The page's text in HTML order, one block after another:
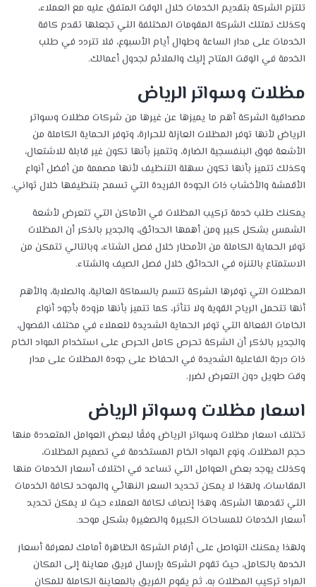
تلتزم الشركة بتقديم الخدمات خلال الوقت المتفق عليه مع العملاء،
وكذلك تمتلك الشركة المقومات المختلفة التي تجعلها تقدم كافة
الخدمات على مدار الساعة وطوال أيام الأسبوع، فلا تتردد في طلب
الخدمة في الوقت المتاح إليك والملائم لجدول أعمالك.
مظلات وسواتر الرياض
مصداقية الشركة أهم ما يميزها عن غيرها من شركات مظلات وسواتر
الرياض لأنها توفر المظلات العازلة للحرارة، وتوفر الحماية الكاملة من
الأشعة فوق البنفسجية الضارة، وتتميز بأنها تكون غير قابلة للاشتعال،
وكذلك تتميز بأنها تكون سهلة التنظيف لأنها مصممة من أفضل أنواع
الأقمشة والأخشاب ذات الجودة الفريدة التي تسمح بتنظيفها خلال ثواني.
يمكنك طلب خدمة تركيب المظلات في الأماكن التي تتعرض لأشعة
الشمس بشكل كبير ومن أهمها الحدائق، والجدير بالذكر أن المظلات
توفر الحماية الكاملة من الأمطار خلال فصل الشتاء، وبالتالي تتمكن من
الاستمتاع بالتنزه في الحدائق خلال فصل الصيف والشتاء.
المظلات التي توفرها الشركة تتسم بالسماكة العالية، والصلابة، والأهم
أنها تتحمل الرياح القوية ولا تتأثر، كما تتميز بأنها مزودة بأجود أنواع
الخامات الفعالة التي توفر الحماية الشديدة للعملاء في مختلف الفصول،
والجدير بالذكر أن الشركة تحرص كامل الحرص على استخدام المواد الخام
ذات درجة الفاعلية الشديدة في الحفاظ على جودة المظلات على مدار
وقت طويل دون التعرض لضرر.
اسعار مظلات وسواتر الرياض
تختلف اسعار مظلات وسواتر الرياض وفقًا لبعض العوامل المتعددة منها
حجم المظلات، ونوع المواد الخام المستخدمة في تصميم المظلات،
وكذلك يوجد بعض العوامل التي تساعد في اختلاف أسعار الخدمات منها
المقاسات، ولهذا لا يمكن تحديد السعر النهائي والموحد لكافة الخدمات
التي تقدمها الشركة، وهذا إنصاف لكافة العملاء حيث لا يمكن تحديد
أسعار الخدمات للمساحات الكبيرة والصغيرة بشكل موحد.
ولهذا يمكنك التواصل على أرقام الشركة الظاهرة أمامك لمعرفة أسعار
الخدمة بالكامل، حيث تقوم الشركة بإرسال فريق معاينة إلى المكان
المراد تركيب المظلات به، ثم يقوم الفريق بالمعاينة الكاملة للمكان